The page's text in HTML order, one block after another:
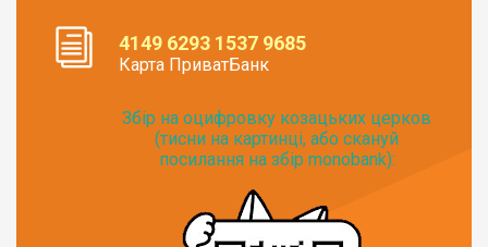
4149 6293 1537 9685
Карта ПриватБанк
Збір на оцифровку козацьких церков
(тисни на картинці, або скануй
посилання на збір monobank):